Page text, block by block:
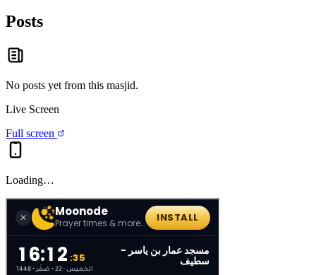
Posts
No posts yet from this masjid.
Live Screen
Full screen
Loading…